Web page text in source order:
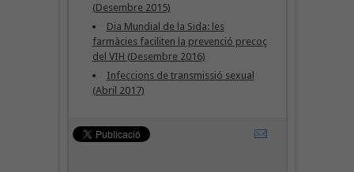
(Desembre 2015)
Dia Mundial de la Sida: les
farmàcies faciliten la prevenció precoç
del VIH (Desembre 2016)
Infeccions de transmissió sexual
(Abril 2017)